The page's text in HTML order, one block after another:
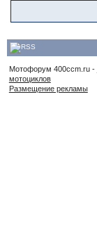
Мотофорум 400ccm.ru -
мотоциклов
Размещение рекламы